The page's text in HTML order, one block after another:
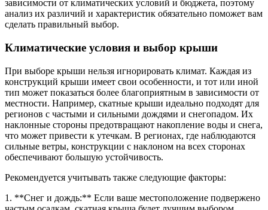
зависимости от климатических условий и бюджета, поэтому
анализ их различий и характеристик обязательно поможет вам
сделать правильный выбор.
Климатические условия и выбор крыши
При выборе крыши нельзя игнорировать климат. Каждая из
конструкций крыши имеет свои особенности, и тот или иной
тип может показаться более благоприятным в зависимости от
местности. Например, скатные крыши идеально подходят для
регионов с частыми и сильными дождями и снегопадом. Их
наклонные стороны предотвращают накопление воды и снега,
что может привести к утечкам. В регионах, где наблюдаются
сильные ветры, конструкции с наклоном на всех сторонах
обеспечивают большую устойчивость.
Рекомендуется учитывать также следующие факторы:
1. **Снег и дождь:** Если ваше местоположение подвержено